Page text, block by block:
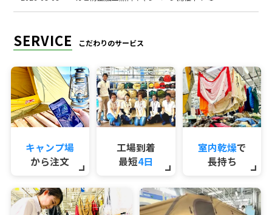
SERVICE こだわりのサービス
キャンプ場
から注文
工場到着
最短4日
室内乾燥で
長持ち